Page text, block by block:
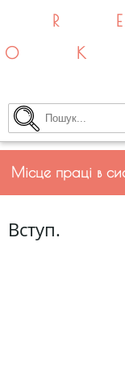
Місце праці в
Вступ.